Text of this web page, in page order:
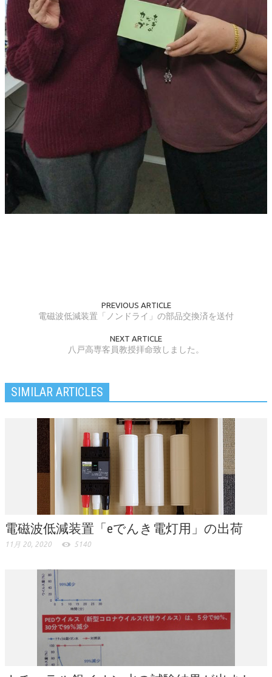
PREVIOUS ARTICLE
電磁波低減装置「ノンドライ」の部品交換済を送付
NEXT ARTICLE
八戸高専客員教授拝命致しました。
SIMILAR ARTICLES
電磁波低減装置「eでんき電灯用」の出荷
11月 20, 2020 5140